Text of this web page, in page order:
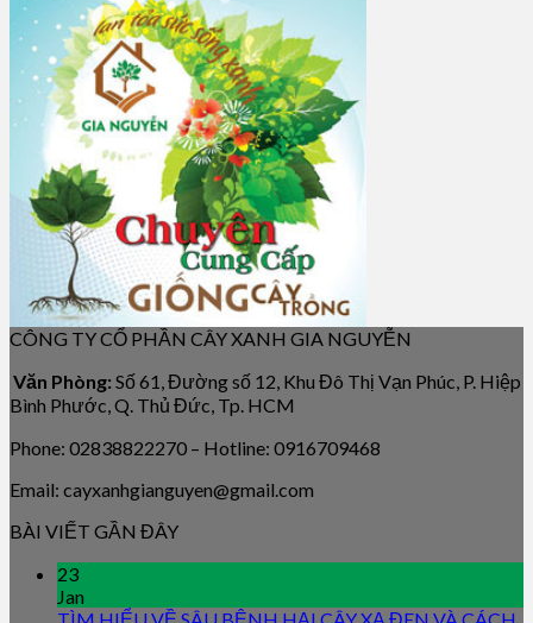
CÔNG TY CỔ PHẦN CÂY XANH GIA NGUYỄN
Văn Phòng: Số 61, Đường số 12, Khu Đô Thị Vạn Phúc, P. Hiệp
Bình Phước, Q. Thủ Đức, Tp. HCM
Phone: 02838822270 – Hotline: 0916709468
Email: cayxanhgianguyen@gmail.com
BÀI VIẾT GẦN ĐÂY
23
Jan